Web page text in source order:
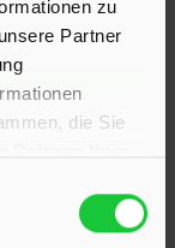
zu
Partner
die Sie